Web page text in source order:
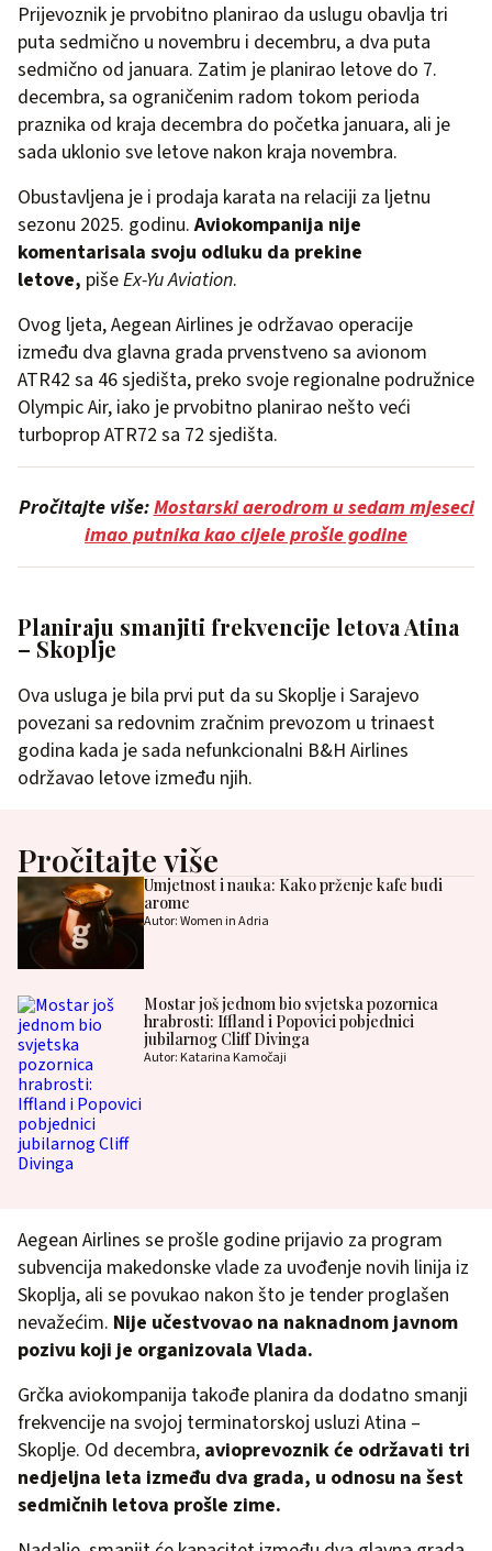
Prijevoznik je prvobitno planirao da uslugu obavlja tri
puta sedmično u novembru i decembru, a dva puta
sedmično od januara. Zatim je planirao letove do 7.
decembra, sa ograničenim radom tokom perioda
praznika od kraja decembra do početka januara, ali je
sada uklonio sve letove nakon kraja novembra.
Obustavljena je i prodaja karata na relaciji za ljetnu
sezonu 2025. godinu.Aviokompanija nije
komentarisala svoju odluku da prekine
letove, pišeEx-Yu Aviation.
Ovog ljeta, Aegean Airlines je održavao operacije
između dva glavna grada prvenstveno sa avionom
ATR42 sa 46 sjedišta, preko svoje regionalne podružnice
Olympic Air, iako je prvobitno planirao nešto veći
turboprop ATR72 sa 72 sjedišta.
Pročitajte više:Mostarski aerodrom u sedam mjeseci
imao putnika kao cijele prošle godine
Planiraju smanjiti frekvencije letova Atina
– Skoplje
Ova usluga je bila prvi put da su Skoplje i Sarajevo
povezani sa redovnim zračnim prevozom u trinaest
godina kada je sada nefunkcionalni B&H Airlines
održavao letove između njih.
Pročitajte više
Umjetnost i nauka: Kako prženje kafe budi
arome
Autor: Women in Adria
Mostar još jednom bio svjetska pozornica
hrabrosti: Iffland i Popovici pobjednici
jubilarnog Cliff Divinga
Autor: Katarina Kamočaji
Aegean Airlines se prošle godine prijavio za program
subvencija makedonske vlade za uvođenje novih linija iz
Skoplja, ali se povukao nakon što je tender proglašen
nevažećim. Nije učestvovao na naknadnom javnom
pozivu koji je organizovala Vlada.
Grčka aviokompanija takođe planira da dodatno smanji
frekvencije na svojoj terminatorskoj usluzi Atina –
Skoplje. Od decembra, avioprevoznik će održavati tri
nedjeljna leta između dva grada, u odnosu na šest
sedmičnih letova prošle zime.